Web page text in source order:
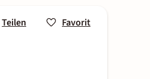
Teilen Favorit